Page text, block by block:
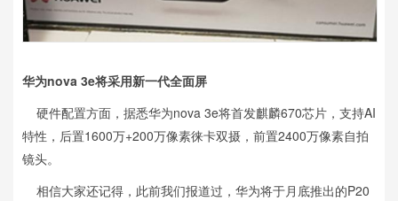
华为nova 3e将采用新一代全面屏
硬件配置方面，据悉华为nova 3e将首发麒麟670芯片，支持AI
特性，后置1600万+200万像素徕卡双摄，前置2400万像素自拍
镜头。
相信大家还记得，此前我们报道过，华为将于月底推出的P20